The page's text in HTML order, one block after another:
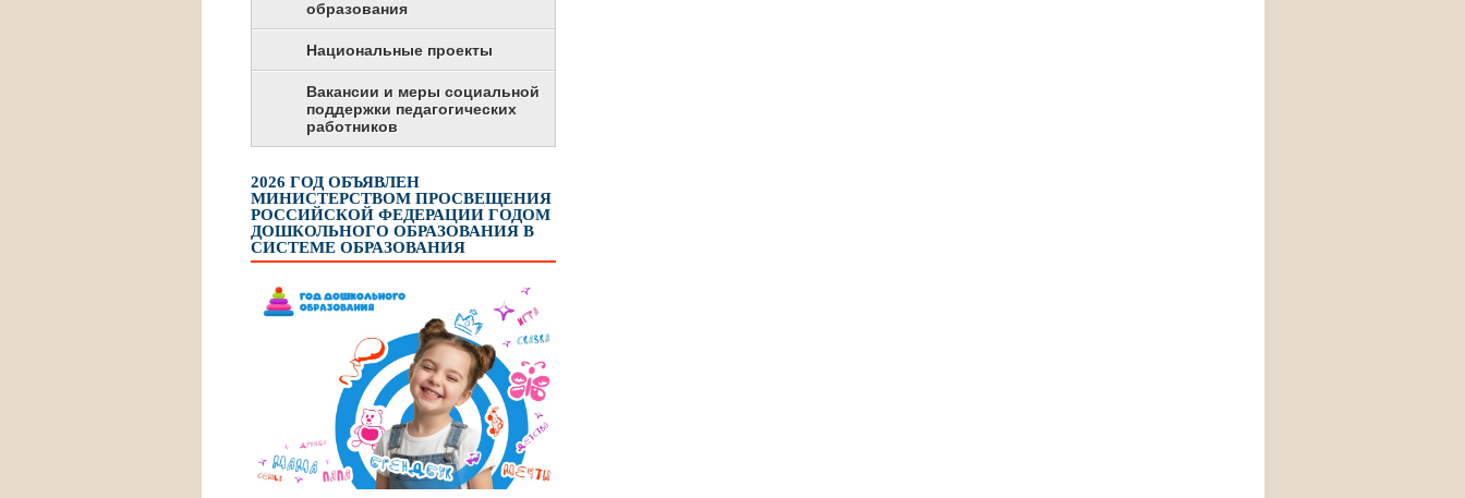
образования
Национальные проекты
Вакансии и меры социальной
поддержки педагогических
работников
2026 ГОД ОБЪЯВЛЕН
МИНИСТЕРСТВОМ ПРОСВЕЩЕНИЯ
РОССИЙСКОЙ ФЕДЕРАЦИИ ГОДОМ
ДОШКОЛЬНОГО ОБРАЗОВАНИЯ В
СИСТЕМЕ ОБРАЗОВАНИЯ